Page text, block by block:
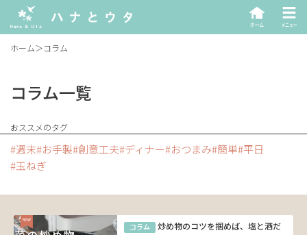
ホーム＞コラム
コラム一覧
おススメのタグ
週末 お手製 創意工夫 ディナー おつまみ 簡単 平日
玉ねぎ
コラム
炒め物のコツを掴めば、塩と酒だ